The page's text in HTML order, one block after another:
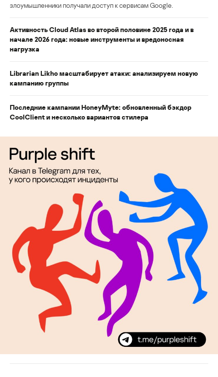
злоумышленники получали доступ к сервисам Google.
Активность Cloud Atlas во второй половине 2025 года и в
начале 2026 года: новые инструменты и вредоносная
нагрузка
Librarian Likho масштабирует атаки: анализируем новую
кампанию группы
Последние кампании HoneyMyte: обновленный бэкдор
CoolClient и несколько вариантов стилера